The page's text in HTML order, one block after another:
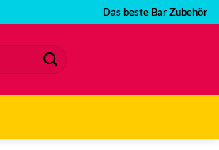
Das beste Bar Zubehör